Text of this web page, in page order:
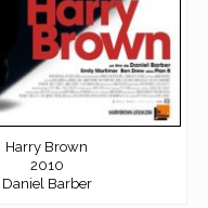
Harry Brown
2010
Daniel Barber